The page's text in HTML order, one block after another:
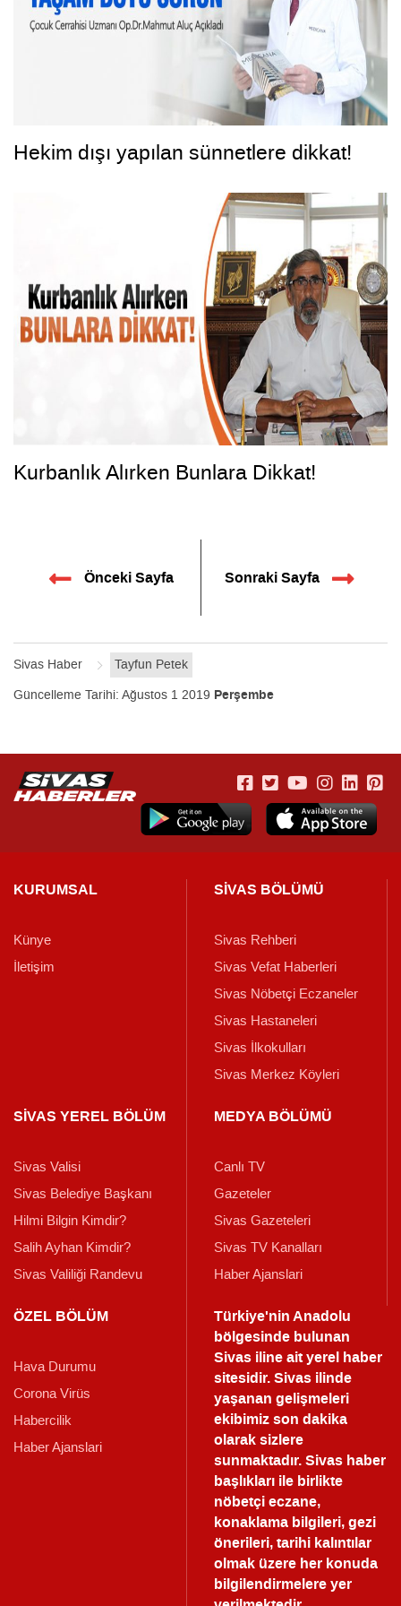
Sivas Haber
Tayfun Petek
Güncelleme Tarihi: Ağustos 1 2019 Perşembe
Hekim dışı yapılan sünnetlere dikkat!
Kurbanlık Alırken Bunlara Dikkat!
Önceki Sayfa Sonraki Sayfa
KURUMSAL
Künye
İletişim
SİVAS BÖLÜMÜ
Sivas Rehberi
Sivas Vefat Haberleri
Sivas Nöbetçi Eczaneler
Sivas Hastaneleri
Sivas İlkokulları
Sivas Merkez Köyleri
SİVAS YEREL BÖLÜM
Sivas Valisi
Sivas Belediye Başkanı
Hilmi Bilgin Kimdir?
Salih Ayhan Kimdir?
Sivas Valiliği Randevu
MEDYA BÖLÜMÜ
Canlı TV
Gazeteler
Sivas Gazeteleri
Sivas TV Kanalları
Haber Ajanslari
ÖZEL BÖLÜM
Hava Durumu
Corona Virüs
Habercilik
Haber Ajanslari
Türkiye'nin Anadolu
bölgesinde bulunan
Sivas iline ait yerel haber
sitesidir. Sivas ilinde
yaşanan gelişmeleri
ekibimiz son dakika
olarak sizlere
sunmaktadır.Sivas haber
başlıkları ile birlikte
nöbetçi eczane,
konaklama bilgileri, gezi
önerileri, tarihi kalıntılar
olmak üzere her konuda
bilgilendirmelere yer